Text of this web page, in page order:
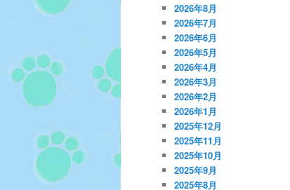
2026年8月
2026年7月
2026年6月
2026年5月
2026年4月
2026年3月
2026年2月
2026年1月
2025年12月
2025年11月
2025年10月
2025年9月
2025年8月